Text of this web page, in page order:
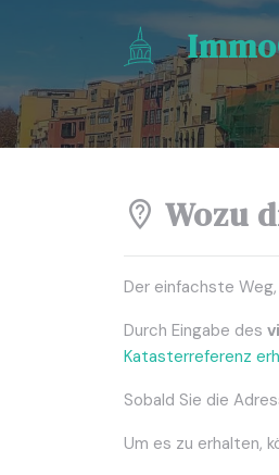
Wozu
Der einfachste
Durch Eingabe des
Katasterreferenz
Sobald Sie die
Um es zu erhalten,